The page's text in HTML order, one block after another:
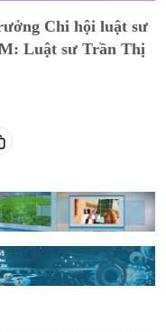
Chi hội luật sư
Luật sư Trần Thị